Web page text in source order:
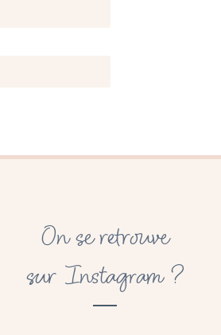
On se retrouve
sur Instagram ?